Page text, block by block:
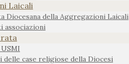
Laicali
Diocesana della Aggregazioni Laicali
associazioni
delle case religiose della Diocesi